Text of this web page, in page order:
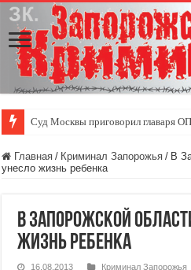
Суд Москвы приговорил главаря
Скутер — удобный
Главная / Криминал Запорожья / В
унесло жизнь ребенка
В Запорожской
жизнь ребенка
16.08.2013 Криминал Запорожья